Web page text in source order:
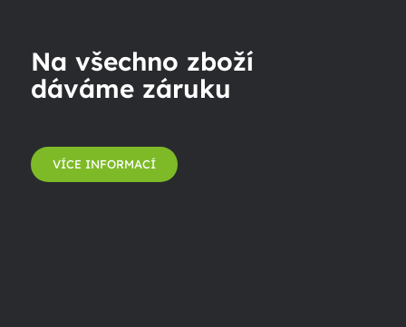
Na všechno zboží
dáváme záruku
VÍCE INFORMACÍ